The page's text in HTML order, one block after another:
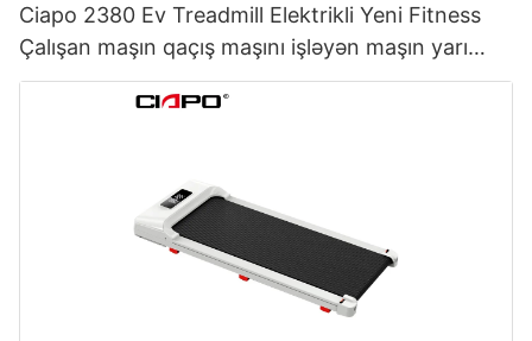
Ciapo 2380 Ev Treadmill Elektrikli Yeni Fitness
Çalışan maşın qaçış maşını işləyən maşın yarı
ticarət qaçış yolu